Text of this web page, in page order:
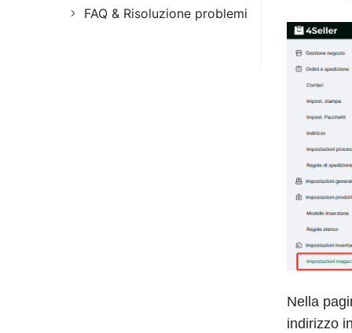
FAQ & Risoluzione problemi
Nella
indirizzo